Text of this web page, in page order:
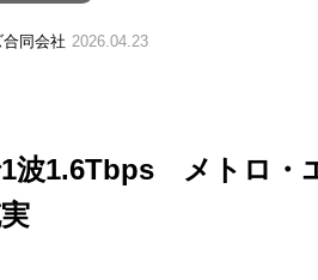
同会社 2026.04.23
波1.6Tbps メトロ・